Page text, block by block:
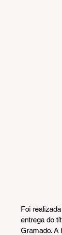
Foi
entrega do
Gramado. A